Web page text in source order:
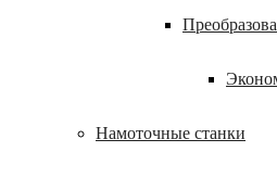
Намоточные станки